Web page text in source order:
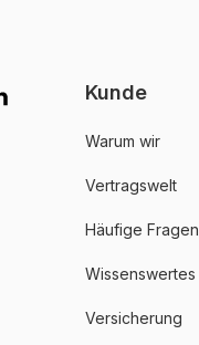
Kunde
Warum wir
Vertragswelt
Häufige Fragen
Wissenswertes
Versicherung